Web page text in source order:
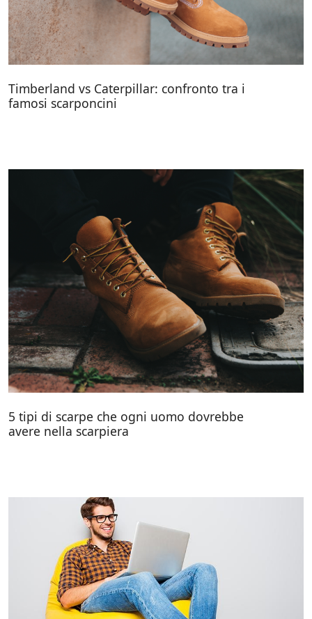
Timberland vs Caterpillar: confronto tra i
famosi scarponcini
5 tipi di scarpe che ogni uomo dovrebbe
avere nella scarpiera